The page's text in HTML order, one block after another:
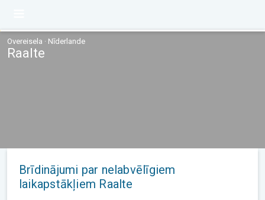
Overeisela · Nīderlande
Raalte
Brīdinājumi par nelabvēlīgiem
laikapstākļiem Raalte